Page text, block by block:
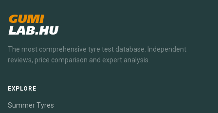
GUMI
LAB.HU
The most comprehensive tyre test database. Independent
reviews, price comparison and expert analysis.
EXPLORE
Summer Tyres